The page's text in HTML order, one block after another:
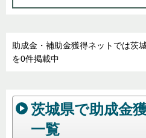
助成金・補助金獲得ネットでは茨
を0件掲載中
茨城県で助成金
一覧